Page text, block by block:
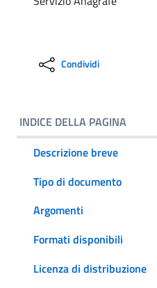
Condividi
INDICE DELLA PAGINA
Descrizione breve
Tipo di documento
Argomenti
Formati disponibili
Licenza di distribuzione